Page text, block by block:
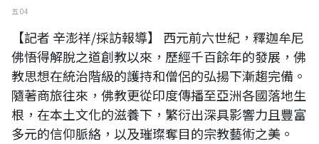
五 04
【記者 辛澎祥/採訪報導】 西元前六世紀，釋迦牟尼
佛悟得解脫之道創教以來，歷經千百餘年的發展，佛
教思想在統治階級的護持和僧侶的弘揚下漸趨完備。
隨著商旅往來，佛教更從印度傳播至亞洲各國落地生
根，在本土文化的滋養下，繁衍出深具影響力且豐富
多元的信仰脈絡，以及璀璨奪目的宗教藝術之美。